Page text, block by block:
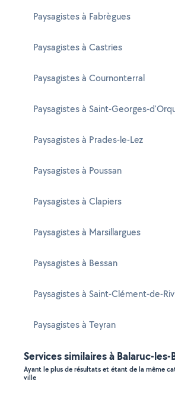
Paysagistes à Fabrègues
Paysagistes à Castries
Paysagistes à Cournonterral
Paysagistes à Saint-Georges-
Paysagistes à Prades-le-Lez
Paysagistes à Poussan
Paysagistes à Clapiers
Paysagistes à Marsillargues
Paysagistes à Bessan
Paysagistes à Saint-Clément-de-
Paysagistes à Teyran
Services similaires à Balaruc-les-
Ayant le plus de résultats et étant de la même
ville